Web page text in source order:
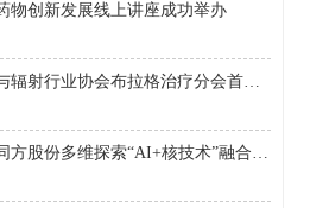
物创新发展线上讲座成功举办
中国同位素与辐射行业协会布拉格治疗分会首届理事会召开 核医融合开创肿瘤诊疗新格局
智核共链，同方股份多维探索“AI+核技术”融合新趋势